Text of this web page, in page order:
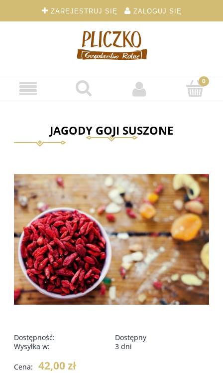
ZAREJESTRUJ SIĘ ZALOGUJ SIĘ
JAGODY GOJI SUSZONE
Dostępność:
Dostępny
Wysyłka w:
3 dni
Cena: 42,00 zł